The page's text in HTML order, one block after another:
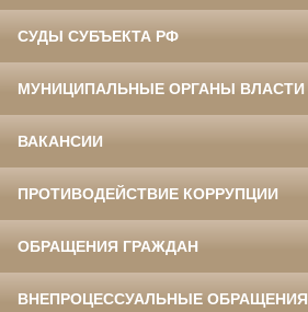
СУДЫ СУБЪЕКТА РФ
МУНИЦИПАЛЬНЫЕ ОРГАНЫ ВЛАСТИ
ВАКАНСИИ
ПРОТИВОДЕЙСТВИЕ КОРРУПЦИИ
ОБРАЩЕНИЯ ГРАЖДАН
ВНЕПРОЦЕССУАЛЬНЫЕ ОБРАЩЕНИЯ